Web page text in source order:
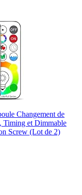
Changement de
Timing et Dimmable
Screw (Lot de 2)